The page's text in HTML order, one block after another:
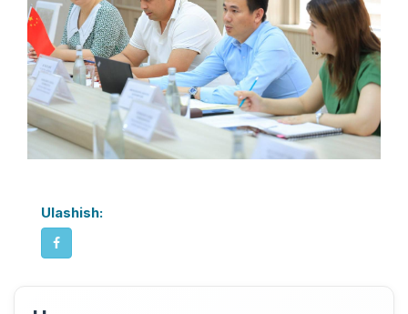
Ulashish: